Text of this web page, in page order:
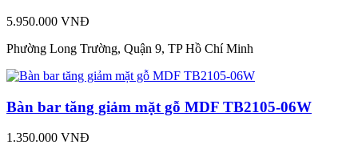
5.950.000 VNĐ
Phường Long Trường, Quận 9, TP Hồ Chí Minh
Bàn bar tăng giảm mặt gỗ MDF TB2105-06W
1.350.000 VNĐ